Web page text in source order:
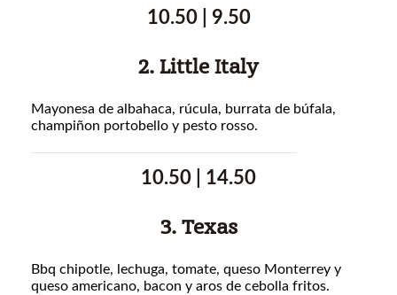
10.50 | 9.50
2. Little Italy
Mayonesa de albahaca, rúcula, burrata de búfala,
champiñon portobello y pesto rosso.
10.50 | 14.50
3. Texas
Bbq chipotle, lechuga, tomate, queso Monterrey y
queso americano, bacon y aros de cebolla fritos.